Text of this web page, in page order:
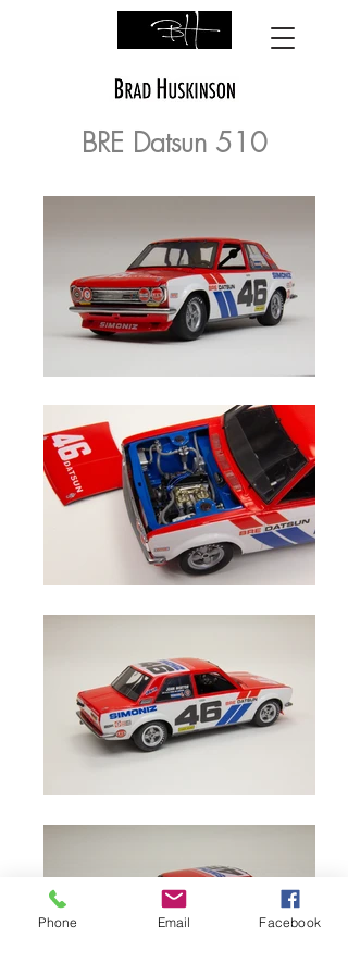
BRE Datsun 510
Phone Email Facebook